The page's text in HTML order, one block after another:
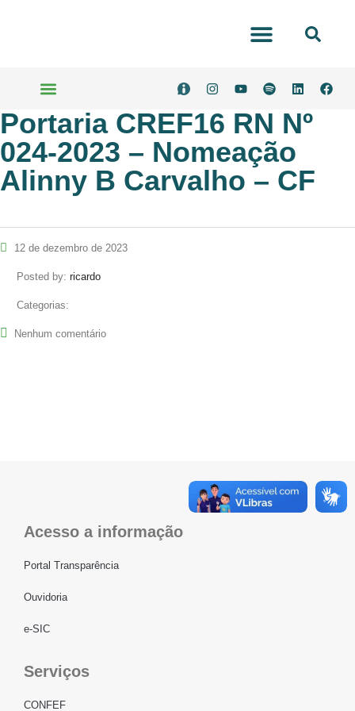
Portaria CREF16 RN Nº
024-2023 – Nomeação
Alinny B Carvalho – CF
12 de dezembro de 2023
Posted by: ricardo
Categorias:
Nenhum comentário
Acesso a informação
Portal Transparência
Ouvidoria
e-SIC
Serviços
CONFEF